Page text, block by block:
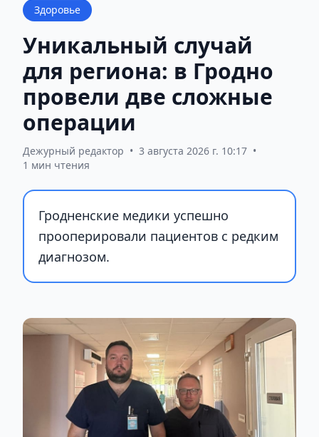
Здоровье
Уникальный случай
для региона: в Гродно
провели две сложные
операции
Дежурный редактор • 3 августа 2026 г. 10:17 •
1 мин чтения
Гродненские медики успешно
прооперировали пациентов с редким
диагнозом.